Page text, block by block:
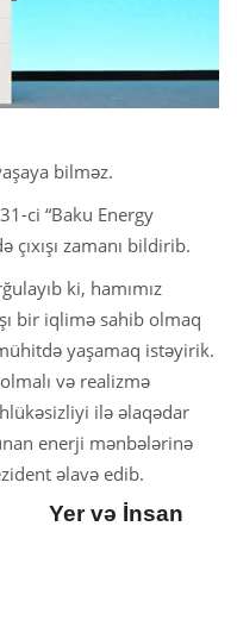
bilməz.
ci “Baku Energy
çıxışı zamanı bildirib.
ki, hamımız
bir iqlimə sahib olmaq
yaşamaq istəyirik.
və realizmə
ilə əlaqədar
enerji mənbələrinə
əlavə edib.
Yer və İnsan